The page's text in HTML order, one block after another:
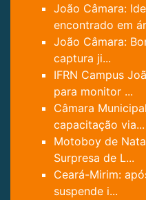
João Câmara:
encontrado em
João Câmara:
captura ji...
IFRN Campus
para monitor ...
Câmara
capacitação via...
Motoboy de
Surpresa de L...
Ceará-Mirim:
suspende i...